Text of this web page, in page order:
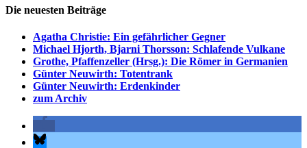
Die neuesten Beiträge
Agatha Christie: Ein gefährlicher Gegner
Michael Hjorth, Bjarni Thorsson: Schlafende Vulkane
Grothe, Pfaffenzeller (Hrsg.): Die Römer in Germanien
Günter Neuwirth: Totentrank
Günter Neuwirth: Erdenkinder
zum Archiv